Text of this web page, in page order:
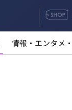
情報・エンタメ